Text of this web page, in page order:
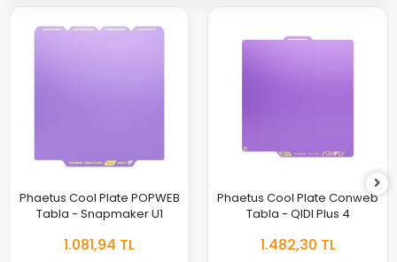
Phaetus Cool Plate POPWEB
Tabla - Snapmaker U1
1.081,94 TL
Phaetus Cool Plate Conweb
Tabla - QIDI Plus 4
1.482,30 TL